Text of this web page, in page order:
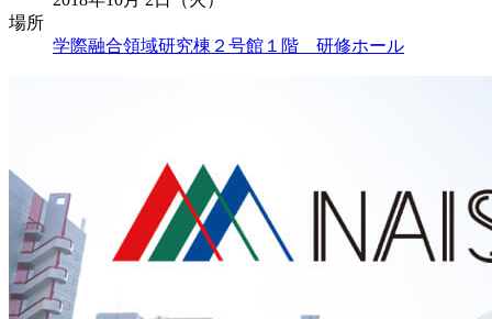
場所
学際融合領域研究棟２号館１階 研修ホール